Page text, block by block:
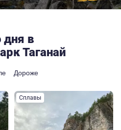
дня в
Таганай
Дороже
Сплавы